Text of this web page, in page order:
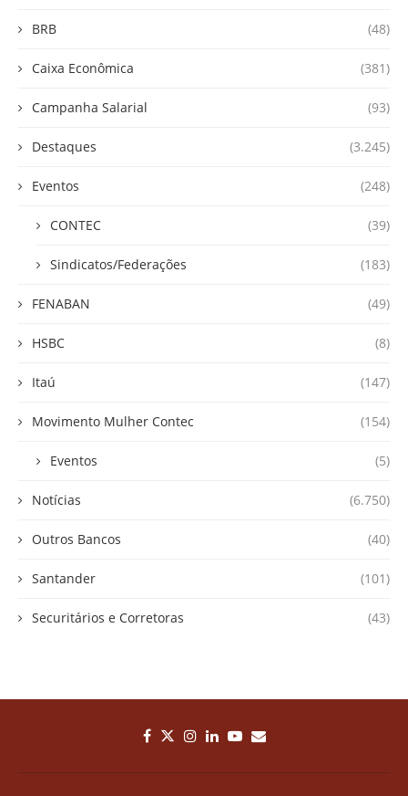
BRB (48)
Caixa Econômica (381)
Campanha Salarial (93)
Destaques (3.245)
Eventos (248)
CONTEC (39)
Sindicatos/Federações (183)
FENABAN (49)
HSBC (8)
Itaú (147)
Movimento Mulher Contec (154)
Eventos (5)
Notícias (6.750)
Outros Bancos (40)
Santander (101)
Securitários e Corretoras (43)